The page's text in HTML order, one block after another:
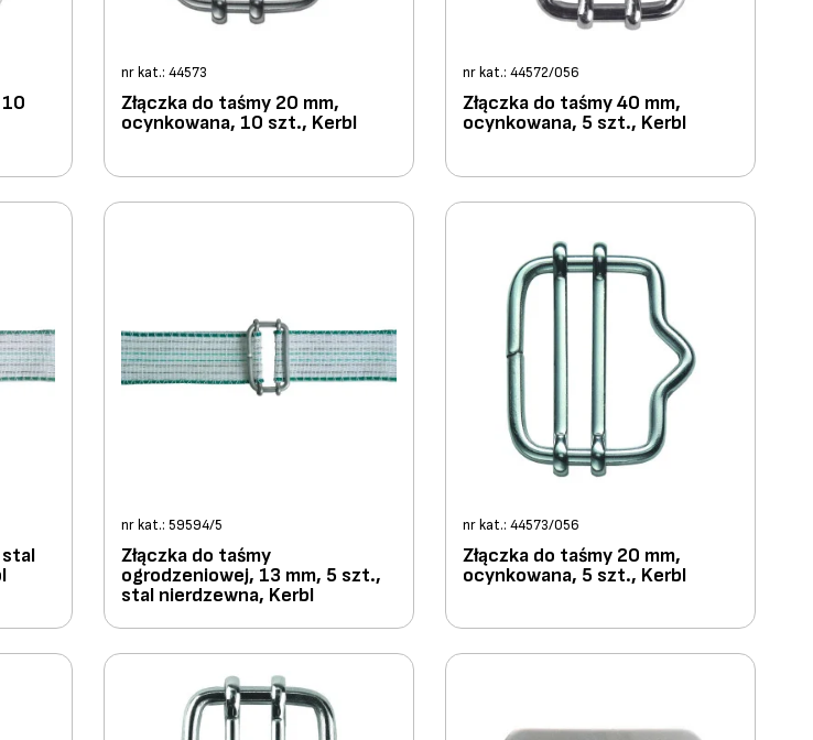
nr kat.: 44573
Złączka do taśmy 20 mm,
ocynkowana, 10 szt., Kerbl
nr kat.: 44572/056
Złączka do taśmy 40 mm,
ocynkowana, 5 szt., Kerbl
stal
nr kat.: 59594/5
Złączka do taśmy
ogrodzeniowej, 13 mm, 5 szt.,
stal nierdzewna, Kerbl
nr kat.: 44573/056
Złączka do taśmy 20 mm,
ocynkowana, 5 szt., Kerbl